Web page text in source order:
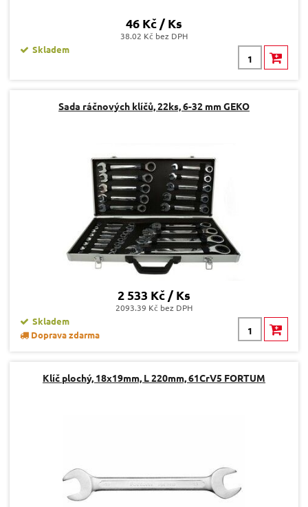
46 Kč / Ks
38.02 Kč bez DPH
Skladem
Sada ráčnových klíčů, 22ks, 6-32 mm GEKO
2 533 Kč / Ks
2093.39 Kč bez DPH
Skladem
Doprava zdarma
Klíč plochý, 18x19mm, L 220mm, 61CrV5 FORTUM